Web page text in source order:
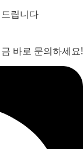
립니다
바로 문의하세요!